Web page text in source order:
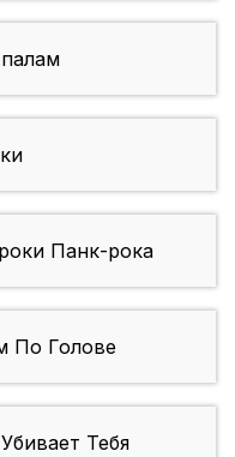
Панк-рока
По Голове
Тебя